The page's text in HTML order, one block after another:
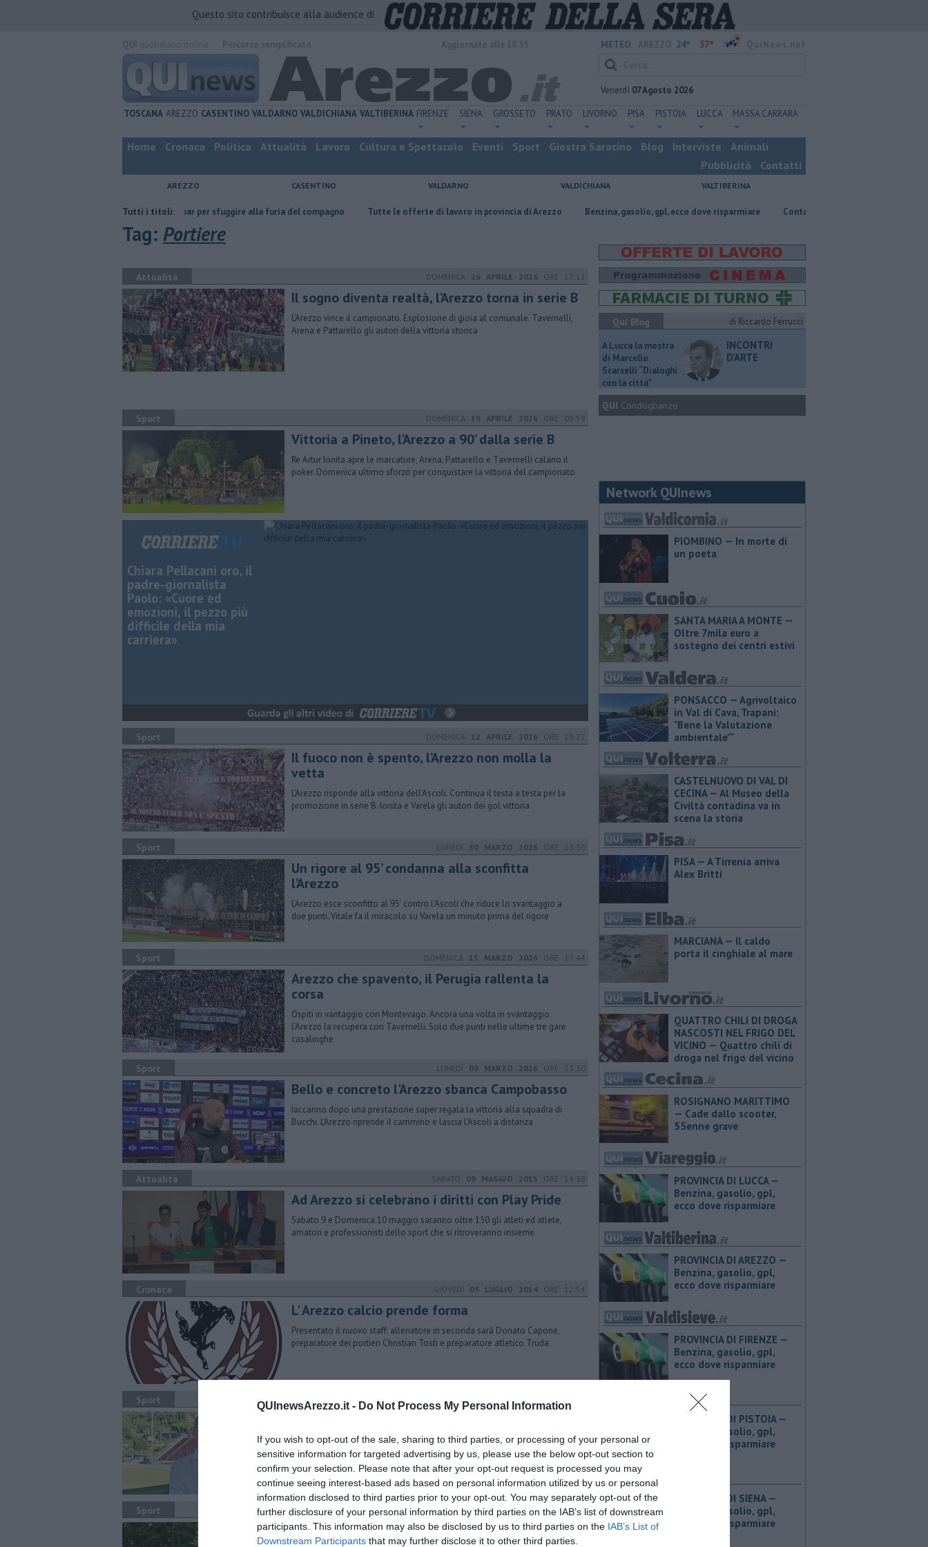
QUInewsArezzo.it - Do Not Process My Personal Information
If you wish to opt-out of the sale, sharing to third parties, or processing of your personal or
sensitive information for targeted advertising by us, please use the below opt-out section to
confirm your selection. Please note that after your opt-out request is processed you may
continue seeing interest-based ads based on personal information utilized by us or personal
information disclosed to third parties prior to your opt-out. You may separately opt-out of the
further disclosure of your personal information by third parties on the IAB’s list of downstream
participants. This information may also be disclosed by us to third parties on the IAB’s List of
Downstream Participants that may further disclose it to other third parties.
Questo sito contribuisce alla audience di
METEO: 24° 37°
Venerdì 07 Agosto 2026
TOSCANA AREZZO CASENTINO VALDARNO VALDICHIANA VALTIBERINA FIRENZE SIENA GROSSETO PRATO LIVORNO PISA PISTOIA LUCCA MASSA CARRARA
Home Cronaca Politica Attualità Lavoro Cultura e Spettacolo Eventi Sport Giostra Saracino Blog Interviste
Animali
Pubblicità
Contatti
AREZZO CASENTINO VALDARNO VALDICHIANA VALTIBERINA
Tutti i titoli:
Nascosta in un bar per sfuggire alla furia del compagno ​Tutte le offerte di lavoro in provincia di Arezzo ​Benzina, gasolio, gpl, ecco dove risparmiare Contagiata da legionella, non ce l'ha fatta
Tag: Portiere
Attualità DOMENICA 26 APRILE 2026 ORE 17:11
Il sogno diventa realtà, l’Arezzo torna in serie B
L’Arezzo vince il campionato. Esplosione di gioia al comunale. Tavernelli,
Arena e Pattarello gli autori della vittoria storica
Sport DOMENICA 19 APRILE 2026 ORE 09:59
Vittoria a Pineto, l’Arezzo a 90’ dalla serie B
Re Artur Ionita apre le marcature, Arena, Pattarello e Tavernelli calano il
poker. Domenica ultimo sforzo per conquistare la vittoria del campionato
Chiara Pellacani oro, il
padre-giornalista
Paolo: «Cuore ed
emozioni, il pezzo più
difficile della mia
carriera»
Sport DOMENICA 12 APRILE 2026 ORE 19:27
Il fuoco non è spento, l’Arezzo non molla la
vetta
L’Arezzo risponde alla vittoria dell’Ascoli. Continua il testa a testa per la
promozione in serie B. Ionita e Varela gli autori dei gol vittoria
Sport LUNEDÌ 30 MARZO 2026 ORE 23:30
Un rigore al 95’ condanna alla sconfitta
l’Arezzo
L’Arezzo esce sconfitto al 95’ contro l’Ascoli che riduce lo svantaggio a
due punti. Vitale fa il miracolo su Varela un minuto prima del rigore
Sport DOMENICA 15 MARZO 2026 ORE 17:44
Arezzo che spavento, il Perugia rallenta la
corsa
Ospiti in vantaggio con Montevago. Ancora una volta in svantaggio
l’Arezzo la recupera con Tavernelli. Solo due punti nelle ultime tre gare
casalinghe
Sport LUNEDÌ 09 MARZO 2026 ORE 23:30
Bello e concreto l'Arezzo sbanca Campobasso
Iaccarino dopo una prestazione super regala la vittoria alla squadra di
Bucchi. L'Arezzo riprende il cammino e lascia l'Ascoli a distanza
Attualità SABATO 09 MAGGIO 2015 ORE 14:38
Ad Arezzo si celebrano i diritti con Play Pride
​Sabato 9 e Domenica 10 maggio saranno oltre 150 gli atleti ed atlete,
amatori e professionisti dello sport che si ritroveranno insieme
Cronaca GIOVEDÌ 03 LUGLIO 2014 ORE 12:54
L' Arezzo calcio prende forma
Presentato il nuovo staff: allenatore in seconda sarà Donato Capone,
preparatore dei portieri Christian Tosti e preparatore atletico Truda
Sport VENERDÌ 04 SETTEMBRE 2020 ORE 07:30
La squadra si ritrova stamani e andrà a Chianciano fino al 18 settembre.
Nominato il preparatore dei portieri
Sport LUNEDÌ21 SETTEMBRE 2020ORE 08:00
Buona la prima, ACf Arezzo batte la Pistoiese
Qui Blog di Riccardo Ferrucci
A Lucca la mostra
di Marcello
Scarselli “Dialoghi
con la città"
INCONTRI
D'ARTE
QUI Condoglianze
Network QUInews
PIOMBINO — In morte di
un poeta
SANTA MARIA A MONTE —
Oltre 7mila euro a
sostegno dei centri estivi
PONSACCO — Agrivoltaico
in Val di Cava, Trapani:
"Bene la Valutazione
ambientale""
CASTELNUOVO DI VAL DI
CECINA — Al Museo della
Civiltà contadina va in
scena la storia
PISA — A Tirrenia arriva
Alex Britti
MARCIANA — Il caldo
porta il cinghiale al mare
QUATTRO CHILI DI DROGA
NASCOSTI NEL FRIGO DEL
VICINO — Quattro chili di
droga nel frigo del vicino
ROSIGNANO MARITTIMO
— Cade dallo scooter,
55enne grave
PROVINCIA DI LUCCA — ​
Benzina, gasolio, gpl,
ecco dove risparmiare
PROVINCIA DI AREZZO — ​
Benzina, gasolio, gpl,
ecco dove risparmiare
PROVINCIA DI FIRENZE — ​
Benzina, gasolio, gpl,
ecco dove risparmiare
PROVINCIA DI PISTOIA — ​
Benzina, gasolio, gpl,
ecco dove risparmiare
PROVINCIA DI SIENA — ​
Benzina, gasolio, gpl,
ecco dove risparmiare